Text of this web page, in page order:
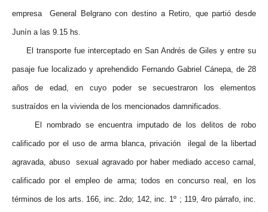
empresa General Belgrano con destino a Retiro, que partió desde
Junín a las 9.15 hs.
El transporte fue interceptado en San Andrés de Giles y entre su
pasaje fue localizado y aprehendido Fernando Gabriel Cánepa, de 28
años de edad, en cuyo poder se secuestraron los elementos
sustraídos en la vivienda de los mencionados damnificados.
El nombrado se encuentra imputado de los delitos de robo
calificado por el uso de arma blanca, privación ilegal de la libertad
agravada, abuso sexual agravado por haber mediado acceso carnal,
calificado por el empleo de arma; todos en concurso real, en los
términos de los arts. 166, inc. 2do; 142, inc. 1º ; 119, 4ro párrafo, inc.